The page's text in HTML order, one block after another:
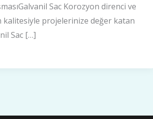
Sac Korozyon direnci ve
kalitesiyle projelerinize değer katan
Sac […]